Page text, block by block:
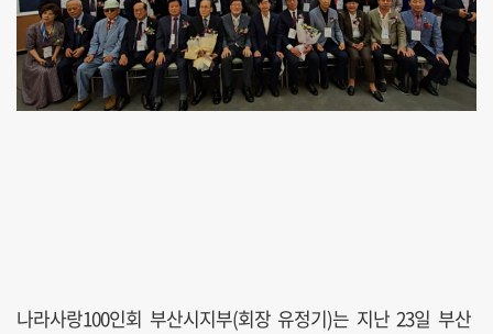
나라사랑100인회 부산시지부(회장 유정기)는 지난 23일 부산